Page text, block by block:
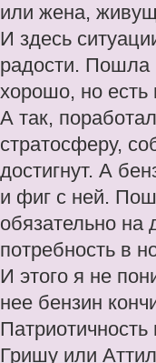
или жена,
И здесь
радости. Пошла
хорошо, но есть
А так,
стратосферу,
достигнут. А
и фиг с ней.
обязательно на
потребность в
И этого я не
нее бензин
Гришу или